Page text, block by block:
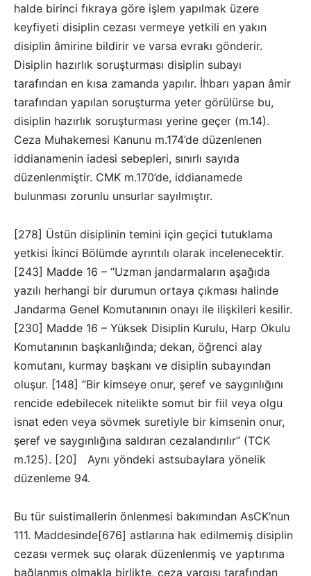
halde birinci fıkraya göre işlem yapılmak üzere
keyfiyeti disiplin cezası vermeye yetkili en yakın
disiplin âmirine bildirir ve varsa evrakı gönderir.
Disiplin hazırlık soruşturması disiplin subayı
tarafından en kısa zamanda yapılır. İhbarı yapan âmir
tarafından yapılan soruşturma yeter görülürse bu,
disiplin hazırlık soruşturması yerine geçer (m.14).
Ceza Muhakemesi Kanunu m.174’de düzenlenen
iddianamenin iadesi sebepleri, sınırlı sayıda
düzenlenmiştir. CMK m.170’de, iddianamede
bulunması zorunlu unsurlar sayılmıştır.
[278] Üstün disiplinin temini için geçici tutuklama
yetkisi İkinci Bölümde ayrıntılı olarak incelenecektir.
[243] Madde 16 – “Uzman jandarmaların aşağıda
yazılı herhangi bir durumun ortaya çıkması halinde
Jandarma Genel Komutanının onayı ile ilişkileri kesilir.
[230] Madde 16 – Yüksek Disiplin Kurulu, Harp Okulu
Komutanının başkanlığında; dekan, öğrenci alay
komutanı, kurmay başkanı ve disiplin subayından
oluşur. [148] “Bir kimseye onur, şeref ve saygınlığını
rencide edebilecek nitelikte somut bir fiil veya olgu
isnat eden veya sövmek suretiyle bir kimsenin onur,
şeref ve saygınlığına saldıran cezalandırılır” (TCK
m.125). [20] Aynı yöndeki astsubaylara yönelik
düzenleme 94.
Bu tür suistimallerin önlenmesi bakımından AsCK’nun
111. Maddesinde[676] astlarına hak edilmemiş disiplin
cezası vermek suç olarak düzenlenmiş ve yaptırıma
bağlanmış olmakla birlikte, ceza yargısı tarafından